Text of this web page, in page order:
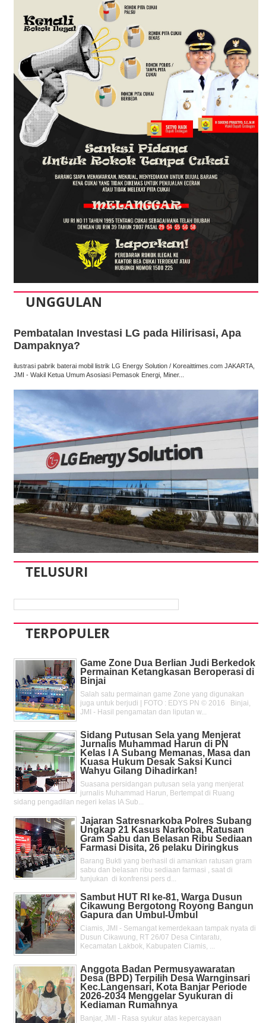
UNGGULAN
Pembatalan Investasi LG pada Hilirisasi, Apa
Dampaknya?
ilustrasi pabrik baterai mobil listrik LG Energy Solution / Koreaittimes.com JAKARTA,
JMI - Wakil Ketua Umum Asosiasi Pemasok Energi, Miner...
TELUSURI
TERPOPULER
Game Zone Dua Berlian Judi Berkedok
Permainan Ketangkasan Beroperasi di
Binjai
Salah satu permainan game Zone yang digunakan
juga untuk berjudi | FOTO : EDYS PN © 2016 Binjai,
JMI - Hasil pengamatan dan liputan w...
Sidang Putusan Sela yang Menjerat
Jurnalis Muhammad Harun di PN
Kelas l A Subang Memanas, Masa dan
Kuasa Hukum Desak Saksi Kunci
Wahyu Gilang Dihadirkan!
Suasana persidangan putusan sela yang menjerat
jurnalis Muhammad Harun, Bertempat di Ruang
sidang pengadilan negeri kelas IA Sub...
Jajaran Satresnarkoba Polres Subang
Ungkap 21 Kasus Narkoba, Ratusan
Gram Sabu dan Belasan Ribu Sediaan
Farmasi Disita, 26 pelaku Diringkus
Barang Bukti yang berhasil di amankan ratusan gram
sabu dan belasan ribu sediaan farmasi , saat di
tunjukan di konfrensi pers d...
Sambut HUT RI ke-81, Warga Dusun
Cikawung Bergotong Royong Bangun
Gapura dan Umbul-Umbul
Ciamis, JMI - Semangat kemerdekaan tampak nyata di
Dusun Cikawung, RT 26/07 Desa Cintaratu,
Kecamatan Lakbok, Kabupaten Ciamis, ...
Anggota Badan Permusyawaratan
Desa (BPD) Terpilih Desa Warnginsari
Kec.Langensari, Kota Banjar Periode
2026-2034 Menggelar Syukuran di
Kediaman Rumahnya
Banjar, JMI - Rasa syukur atas kepercayaan